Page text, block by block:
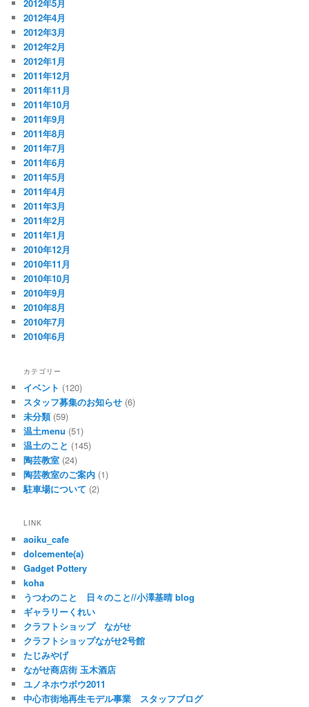
2012年5月
2012年4月
2012年3月
2012年2月
2012年1月
2011年12月
2011年11月
2011年10月
2011年9月
2011年8月
2011年7月
2011年6月
2011年5月
2011年4月
2011年3月
2011年2月
2011年1月
2010年12月
2010年11月
2010年10月
2010年9月
2010年8月
2010年7月
2010年6月
カテゴリー
イベント (120)
スタッフ募集のお知らせ (6)
未分類(59)
温土menu (51)
温土のこと (145)
陶芸教室 (24)
陶芸教室のご案内 (1)
駐車場について (2)
LINK
aoiku_cafe
dolcemente(a)
Gadget Pottery
koha
うつわのこと 日々のこと//小澤基晴 blog
ギャラリーくれい
クラフトショップ ながせ
クラフトショップながせ2号館
たじみやげ
ながせ商店街 玉木酒店
ユノネホウボウ2011
中心市街地再生モデル事業 スタッフブログ